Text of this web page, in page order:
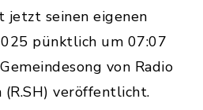
jetzt seinen eigenen
pünktlich um 07:07
von Radio
veröffentlicht.